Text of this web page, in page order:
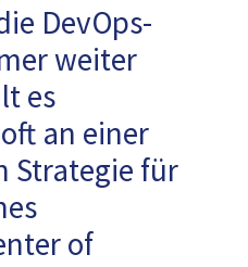
DevOps-
weiter
es
an einer
Strategie für
of